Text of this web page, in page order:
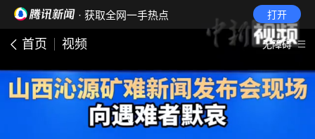
· 获取全网一手热点 打开
首页 视频 无障碍